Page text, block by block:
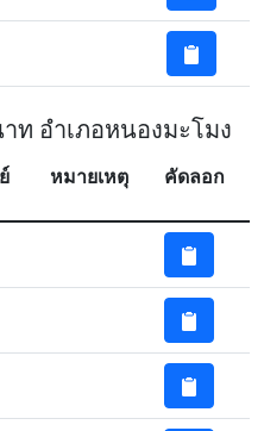
ท อำเภอหนองมะโมง
หมายเหตุ คัดลอก